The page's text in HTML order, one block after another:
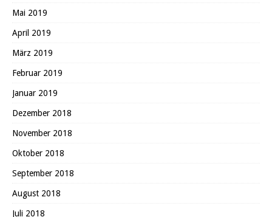
Mai 2019
April 2019
März 2019
Februar 2019
Januar 2019
Dezember 2018
November 2018
Oktober 2018
September 2018
August 2018
Juli 2018